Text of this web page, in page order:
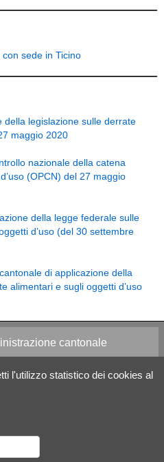
l'utilizzo statistico dei cookies al
sede in Ticino
della legislazione sulle derrate
maggio 2020
nazionale della catena
(OPCN) del 27 maggio
della legge federale sulle
d’uso (del 30 settembre
di applicazione della
alimentari e sugli oggetti d’uso
cantonale
Social media
Informazioni legali